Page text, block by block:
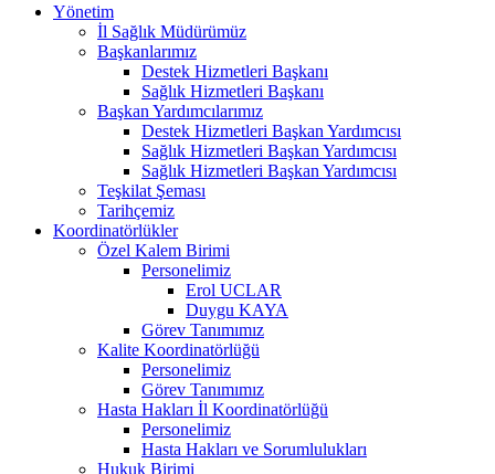
Yönetim
İl Sağlık Müdürümüz
Başkanlarımız
Destek Hizmetleri Başkanı
Sağlık Hizmetleri Başkanı
Başkan Yardımcılarımız
Destek Hizmetleri Başkan Yardımcısı
Sağlık Hizmetleri Başkan Yardımcısı
Sağlık Hizmetleri Başkan Yardımcısı
Teşkilat Şeması
Tarihçemiz
Koordinatörlükler
Özel Kalem Birimi
Personelimiz
Erol UCLAR
Duygu KAYA
Görev Tanımımız
Kalite Koordinatörlüğü
Personelimiz
Görev Tanımımız
Hasta Hakları İl Koordinatörlüğü
Personelimiz
Hasta Hakları ve Sorumlulukları
Hukuk Birimi